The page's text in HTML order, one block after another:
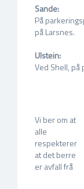
Sande:
På
på Larsnes.
Ulstein:
Ved Shell,
Vi ber om at
alle
respekterer
at det berre
er avfall frå